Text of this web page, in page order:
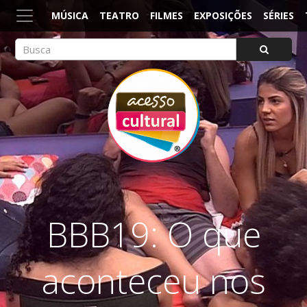
MÚSICA TEATRO FILMES EXPOSIÇÕES SÉRIES
ACESSO CULTURAL
Arte, Cultura Pop e Entretenimento
BBB19: O que
aconteceu nos